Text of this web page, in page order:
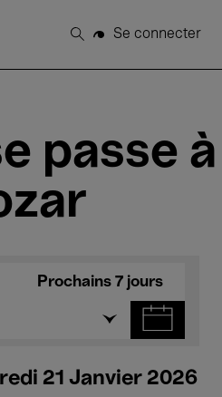
Rechercher
Se connecter
passe à
Prochains 7 jours
21 Janvier 2026